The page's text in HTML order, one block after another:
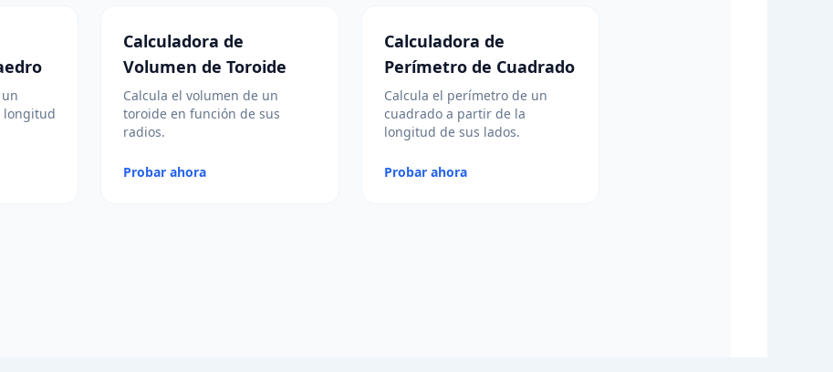
longitud
Calculadora de
Volumen de Toroide
Calcula el volumen de un
toroide en función de sus
radios.
Probar ahora
Calculadora de
Perímetro de Cuadrado
Calcula el perímetro de un
cuadrado a partir de la
longitud de sus lados.
Probar ahora